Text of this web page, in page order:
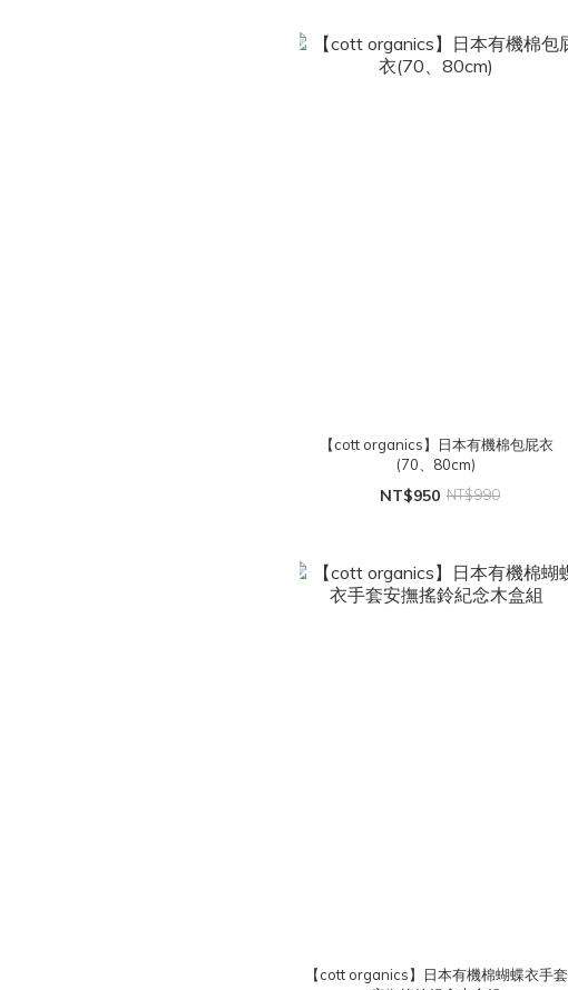
【cott organics】日本有機棉包屁衣
(70、80cm)
NT$950 NT$990
【cott organics】日本有機棉蝴蝶衣手套